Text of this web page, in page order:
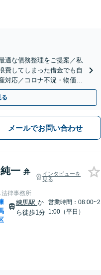
適な債務整理をご提案／私
費してしまった借金でも自
対応／コロナ不況・物価高
完全個室対応】
る
メールでお問い合わせ
一 弁
インタビューを
見る
法律事務所
練馬駅 か
ら徒歩1分
営業時間：08:00~2
1:00（平日）